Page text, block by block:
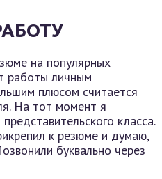
на популярных
работы личным
плюсом считается
На тот момент я
класса.
к резюме и думаю,
буквально через